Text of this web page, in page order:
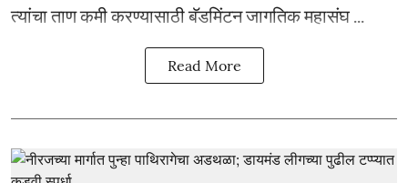
त्यांचा ताण कमी करण्यासाठी बॅडमिंटन जागतिक महासंघ ...
Read More